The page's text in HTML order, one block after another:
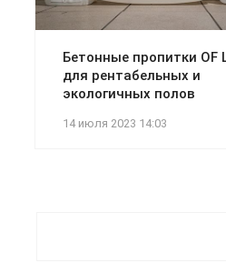
Бетонные пропитки OF
для рентабельных и
экологичных полов
14 июля 2023 14:03